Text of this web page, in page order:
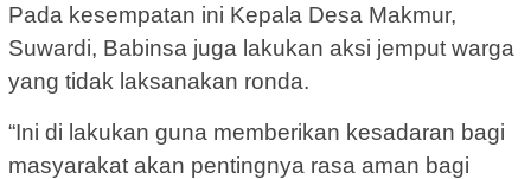
Pada kesempatan ini Kepala Desa Makmur,
Suwardi, Babinsa juga lakukan aksi jemput warga
yang tidak laksanakan ronda.
“Ini di lakukan guna memberikan kesadaran bagi
masyarakat akan pentingnya rasa aman bagi